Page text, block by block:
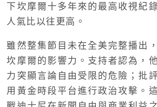
下坎摩爾十多年來的最高收視紀
人氣比以往更高。
雖然整集節目未在全美完整播出
坎摩爾的影響力。支持者認為，
力突顯言論自由受限的危險；批
用黃金時段平台進行政治攻擊。